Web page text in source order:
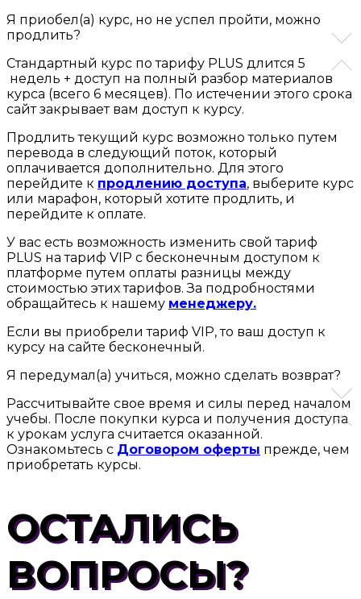
Я приобел(а) курс, но не успел пройти, можно
продлить?
Стандартный курс по тарифу PLUS длится 5
недель + доступ на полный разбор материалов
курса (всего 6 месяцев). По истечении этого срока
сайт закрывает вам доступ к курсу.
Продлить текущий курс возможно только путем
перевода в следующий поток, который
оплачивается дополнительно. Для этого
перейдите к продлению доступа, выберите курс
или марафон, который хотите продлить, и
перейдите к оплате.
У вас есть возможность изменить свой тариф
PLUS на тариф VIP с бесконечным доступом к
платформе путем оплаты разницы между
стоимостью этих тарифов. За подробностями
обращайтесь к нашему менеджеру.
Если вы приобрели тариф VIP, то ваш доступ к
курсу на сайте бесконечный.
Я передумал(а) учиться, можно сделать возврат?
Рассчитывайте свое время и силы перед началом
учебы. После покупки курса и получения доступа
к урокам услуга считается оказанной.
Ознакомьтесь с Договором оферты прежде, чем
приобретать курсы.
ОСТАЛИСЬ
ВОПРОСЫ?